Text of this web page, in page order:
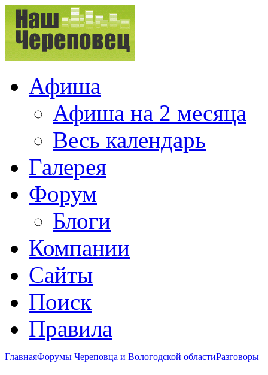
Афиша
Афиша на 2 месяца
Весь календарь
Галерея
Форум
Блоги
Компании
Сайты
Поиск
Правила
ГлавнаяФорумы Череповца и Вологодской областиРазговоры